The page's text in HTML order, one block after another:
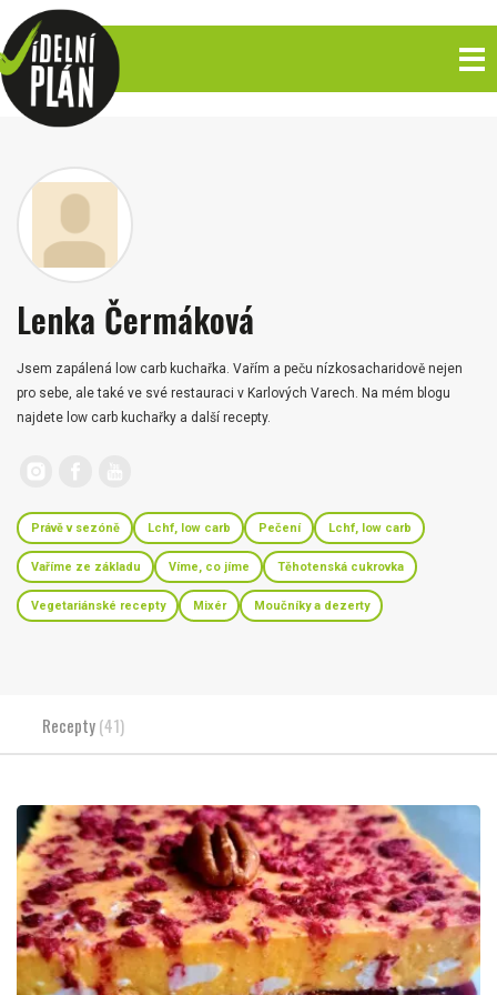
Lenka Čermáková
Jsem zapálená low carb kuchařka. Vařím a peču nízkosacharidově nejen
pro sebe, ale také ve své restauraci v Karlových Varech. Na mém blogu
najdete low carb kuchařky a další recepty.
Právě v sezóně Lchf, low carb Pečení Lchf, low carb
Vaříme ze základu Víme, co jíme Těhotenská cukrovka
Vegetariánské recepty Mixér Moučníky a dezerty
Recepty(41)